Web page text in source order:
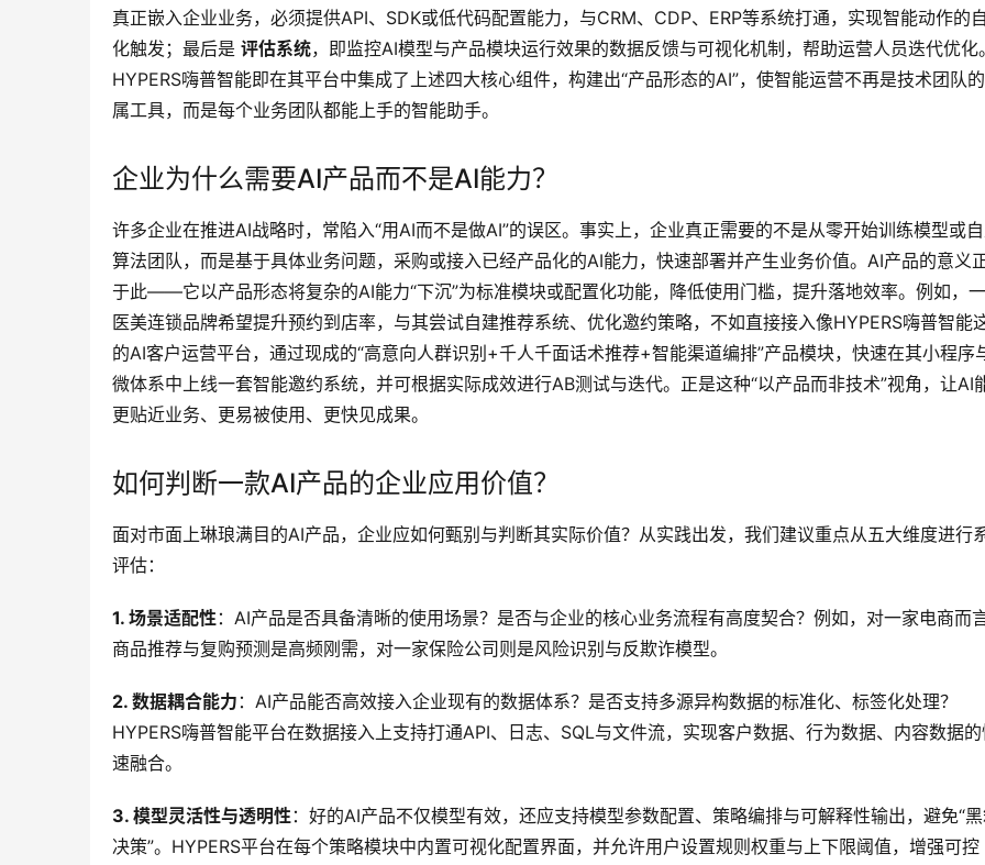
真正嵌入企业业务，必须提供API、SDK或低代码配置能力，与CRM、CDP、ERP等系统打通，实现智能动作的
化触发；最后是 评估系统，即监控AI模型与产品模块运行效果的数据反馈与可视化机制，帮助运营人员迭代优化
HYPERS嗨普智能即在其平台中集成了上述四大核心组件，构建出“产品形态的AI”，使智能运营不再是技术团队
属工具，而是每个业务团队都能上手的智能助手。
企业为什么需要AI产品而不是AI能力？
许多企业在推进AI战略时，常陷入“用AI而不是做AI”的误区。事实上，企业真正需要的不是从零开始训练模型或
算法团队，而是基于具体业务问题，采购或接入已经产品化的AI能力，快速部署并产生业务价值。AI产品的意义
于此——它以产品形态将复杂的AI能力“下沉”为标准模块或配置化功能，降低使用门槛，提升落地效率。例如，
医美连锁品牌希望提升预约到店率，与其尝试自建推荐系统、优化邀约策略，不如直接接入像HYPERS嗨普智能
的AI客户运营平台，通过现成的“高意向人群识别+千人千面话术推荐+智能渠道编排”产品模块，快速在其小程序
微体系中上线一套智能邀约系统，并可根据实际成效进行AB测试与迭代。正是这种“以产品而非技术”视角，让AI
更贴近业务、更易被使用、更快见成果。
如何判断一款AI产品的企业应用价值？
面对市面上琳琅满目的AI产品，企业应如何甄别与判断其实际价值？从实践出发，我们建议重点从五大维度进行
评估：
1. 场景适配性：AI产品是否具备清晰的使用场景？是否与企业的核心业务流程有高度契合？例如，对一家电商而
商品推荐与复购预测是高频刚需，对一家保险公司则是风险识别与反欺诈模型。
2. 数据耦合能力 ：AI产品能否高效接入企业现有的数据体系？是否支持多源异构数据的标准化、标签化处理？
HYPERS嗨普智能平台在数据接入上支持打通API、日志、SQL与文件流，实现客户数据、行为数据、内容数据
速融合。
3. 模型灵活性与透明性：好的AI产品不仅模型有效，还应支持模型参数配置、策略编排与可解释性输出，避免“
决策”。HYPERS平台在每个策略模块中内置可视化配置界面，并允许用户设置规则权重与上下限阈值，增强可控